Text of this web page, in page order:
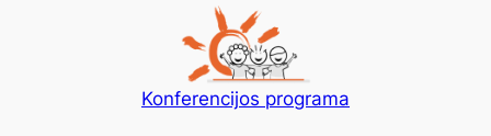
Konferencijos programa